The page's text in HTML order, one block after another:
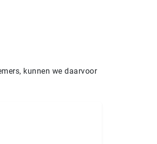
kunnen we daarvoor